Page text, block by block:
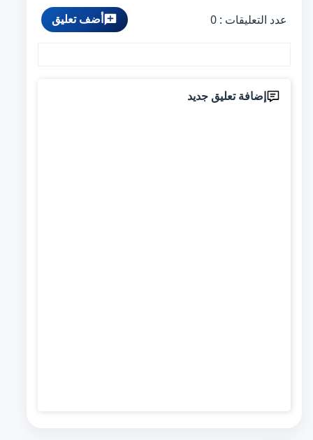
عدد التعليقات : 0 أضف تعليق
إضافة تعليق جديد